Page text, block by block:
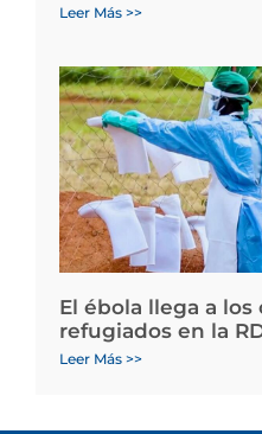
Leer Más >>
El ébola llega a
refugiados en la
Leer Más >>